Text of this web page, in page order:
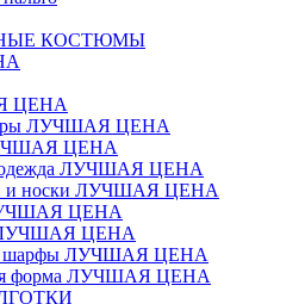
КОСТЮМЫ
ЦЕНА
ЛУЧШАЯ ЦЕНА
ЦЕНА
одежда ЛУЧШАЯ ЦЕНА
и носки ЛУЧШАЯ ЦЕНА
ЦЕНА
ЦЕНА
шарфы ЛУЧШАЯ ЦЕНА
форма ЛУЧШАЯ ЦЕНА